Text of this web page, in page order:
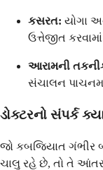
કસરત: યોગા
ઉત્તેજીત
આરામની
સંચાલન
ડોક્ટરનો સંપર્ક
જો કબજિયાત ગંભીર
ચાલુ રહે છે, તો તે